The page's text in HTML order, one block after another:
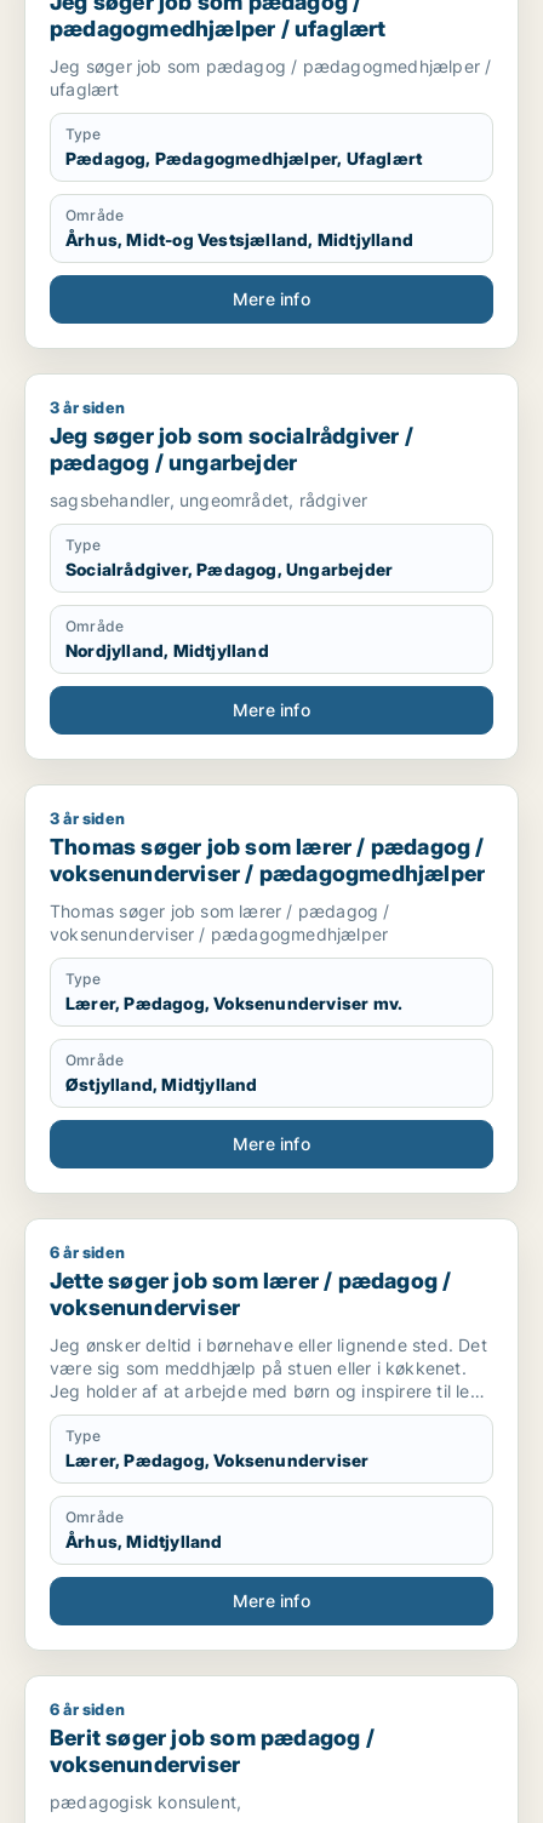
pædagogmedhjælper / ufaglært
Jeg søger job som pædagog / pædagogmedhjælper /
ufaglært
Type
Pædagog, Pædagogmedhjælper, Ufaglært
Område
Århus, Midt-og Vestsjælland, Midtjylland
Mere info
Jeg søger job som socialrådgiver / pædagog / ungarbejder
3 år siden
Jeg søger job som socialrådgiver /
pædagog / ungarbejder
sagsbehandler, ungeområdet, rådgiver
Type
Socialrådgiver, Pædagog, Ungarbejder
Område
Nordjylland, Midtjylland
Mere info
Thomas søger job som lærer / pædagog /
3 år siden
Thomas søger job som lærer / pædagog /
voksenunderviser / pædagogmedhjælper
Thomas søger job som lærer / pædagog /
voksenunderviser / pædagogmedhjælper
Type
Lærer, Pædagog, Voksenunderviser mv.
Område
Østjylland, Midtjylland
Mere info
Jette søger job som lærer / pædagog / voksenunderviser
6 år siden
Jette søger job som lærer / pædagog /
voksenunderviser
Jeg ønsker deltid i børnehave eller lignende sted. Det
være sig som meddhjælp på stuen eller i køkkenet.
Jeg holder af at arbejde med børn og inspirere til leg
og social interaktion. Og at indgå i samarbejde
omkring at skabe optimalt miljø for børnene ..og
personale. Også praktiske præcise opgaver har jeg
det godt med.
Type
Lærer, Pædagog, Voksenunderviser
Område
Århus, Midtjylland
Mere info
Berit søger job som pædagog / voksenunderviser
6 år siden
Berit søger job som pædagog /
voksenunderviser
pædagogisk konsulent,